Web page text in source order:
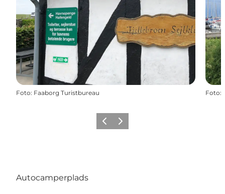
Foto: Faaborg Turistbureau Foto:
Forrige billede
Næste billede
Autocamperplads